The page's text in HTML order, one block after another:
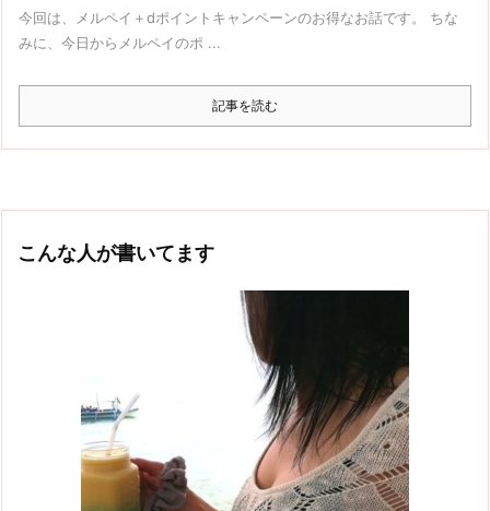
今回は、メルペイ＋dポイントキャンペーンのお得なお話です。 ちな
みに、今日からメルペイのポ ...
記事を読む
こんな人が書いてます